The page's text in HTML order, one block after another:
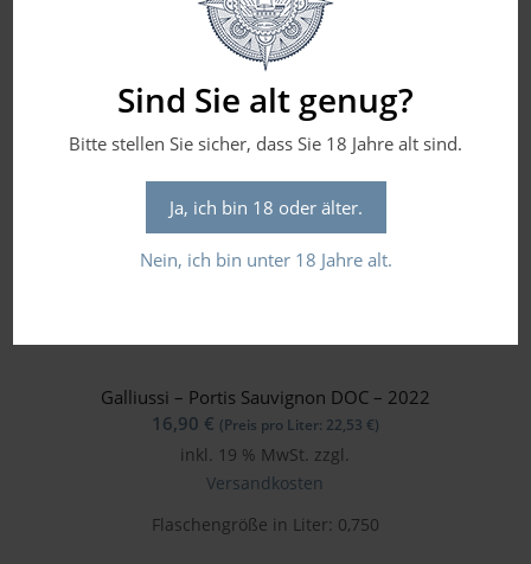
Sind Sie alt genug?
Bitte stellen Sie sicher, dass Sie 18 Jahre alt sind.
Ja, ich bin 18 oder älter.
Nein, ich bin unter 18 Jahre alt.
Galliussi – Portis Sauvignon DOC – 2022
16,90 € (Preis pro Liter: 22,53 €)
inkl. 19 % MwSt. zzgl.
Versandkosten
Flaschengröße in Liter: 0,750